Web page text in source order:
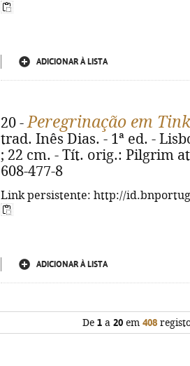
ADICIONAR À LISTA
20 -Peregrinação em
trad. Inês Dias. - 1ª ed. -
; 22 cm. - Tít. orig.: Pilgrim
608-477-8
Link persistente: http://
ADICIONAR À LISTA
De 1 a 20 em 408